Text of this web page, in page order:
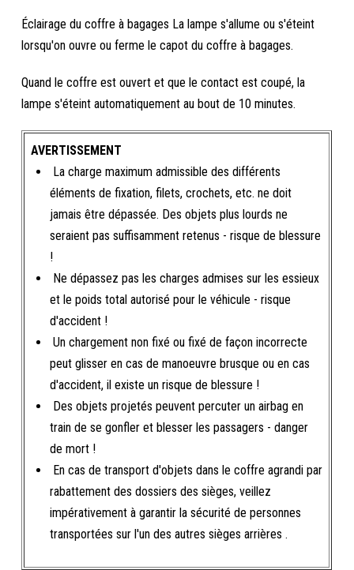
Éclairage du coffre à bagages La lampe s'allume ou s'éteint
lorsqu'on ouvre ou ferme le capot du coffre à bagages.
Quand le coffre est ouvert et que le contact est coupé, la
lampe s'éteint automatiquement au bout de 10 minutes.
AVERTISSEMENT
La charge maximum admissible des différents
éléments de fixation, filets, crochets, etc. ne doit
jamais être dépassée. Des objets plus lourds ne
seraient pas suffisamment retenus - risque de blessure
!
Ne dépassez pas les charges admises sur les essieux
et le poids total autorisé pour le véhicule - risque
d'accident !
Un chargement non fixé ou fixé de façon incorrecte
peut glisser en cas de manoeuvre brusque ou en cas
d'accident, il existe un risque de blessure !
Des objets projetés peuvent percuter un airbag en
train de se gonfler et blesser les passagers - danger
de mort !
En cas de transport d'objets dans le coffre agrandi par
rabattement des dossiers des sièges, veillez
impérativement à garantir la sécurité de personnes
transportées sur l'un des autres sièges arrières .